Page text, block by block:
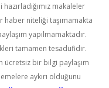
makaleler
haber niteliği taşımamakta
yapılmamaktadır.
tamamen tesadüfidir.
ücretsiz bir bilgi paylaşım
aykırı olduğunu